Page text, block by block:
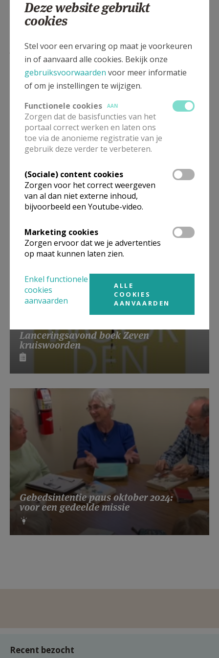
Lees meer
Beroepsvereniging Zorgpastores
Lanceringsavond boek Zeven
kruiswoorden
Gebedsintentie paus oktober 2024:
voor een gedeelde missie
Recent bezocht
Deze website gebruikt
cookies
Stel voor een ervaring op maat je voorkeuren
in of aanvaard alle cookies. Bekijk onze
gebruiksvoorwaarden voor meer informatie
of om je instellingen te wijzigen.
Functionele cookies
AAN
Zorgen dat de basisfuncties van het
portaal correct werken en laten ons
toe via de anonieme registratie van je
gebruik deze verder te verbeteren.
(Sociale) content cookies
Zorgen voor het correct weergeven
van al dan niet externe inhoud,
bijvoorbeeld een Youtube-video.
Marketing cookies
Zorgen ervoor dat we je advertenties
op maat kunnen laten zien.
Enkel functionele
cookies
aanvaarden
ALLE
COOKIES
AANVAARDEN